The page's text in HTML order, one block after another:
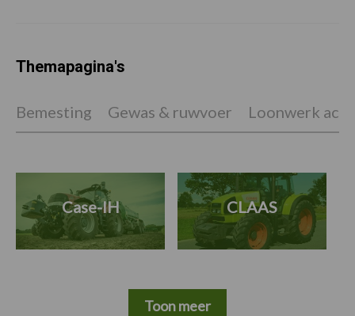
Themapagina's
Bemesting Gewas & ruwvoer Loonwerk
Case-IH CLAAS
Toon meer